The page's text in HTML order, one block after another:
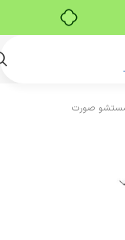
صورت